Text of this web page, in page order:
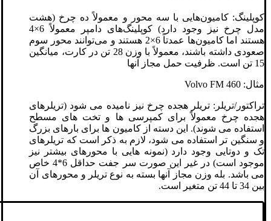
کوپلینگ: کامیون‌هایی با سه محور و معمولاً ده چرخ (هشت
مدل چرخ نیز وجود دارد) کوپلینگ‌های دامپر معمولاً 6×4
هستند اما کامیون‌ها عمدتاً 6×2 هستند و می‌توانند محور سوم
صعودی داشته باشند، معمولاً با وزن 28 تن در کارت، میانگین
15 تن است. ظرفیت حمل مجاز آنها
مثال: Volvo FM 460
تراکتور/تریلر: تریلر هجده چرخ نیز نامیده می شود (تریلرهای
هجده چرخ معمولاً برای کمپرسی ها و تخت های مسطح
استفاده می شوند). این دسته از کامیون ها برای بارهای بزرگ
و سنگین تر استفاده می شود، لازم به ذکر است که تریلرهای
تک و دوتایی وجود دارد (نمونه هایی با محورهای بیشتر نیز
موجود است) در غیر این صورت سر جفت حداقل 6*4 خاص
می باشد. بله وزن مجاز آنها بسته به نوع تریلر و محورهای آن
بین 34 تا 44 تن متغیر است.